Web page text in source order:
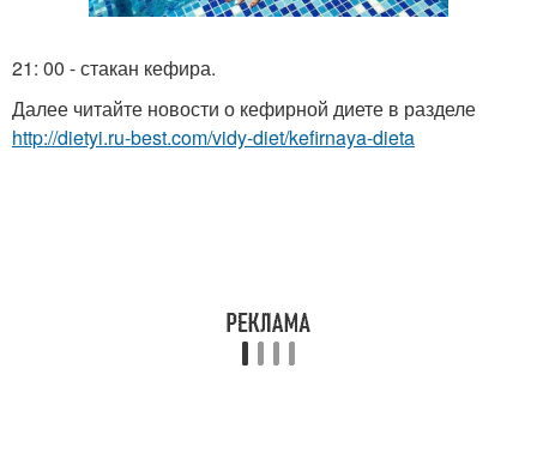
21: 00 - стакан кефира.
Далее читайте новости о кефирной диете в разделе
http://dietyi.ru-best.com/vidy-diet/kefirnaya-dieta